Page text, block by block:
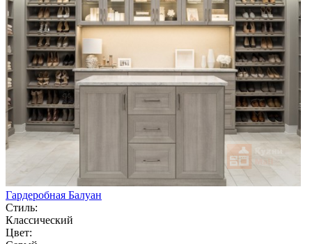
Гардеробная Балуан
Стиль:
Классический
Цвет: